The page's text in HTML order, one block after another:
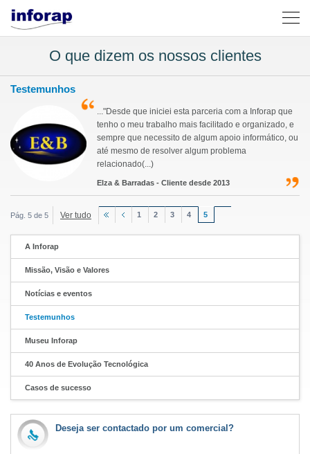
O que dizem os nossos clientes
Testemunhos
..."Desde que iniciei esta parceria com a Inforap que
tenho o meu trabalho mais facilitado e organizado, e
sempre que necessito de algum apoio informático, ou
até mesmo de resolver algum problema
relacionado(...)
Elza & Barradas - Cliente desde 2013
Pág. 5 de 5 Ver tudo 1 2 3 4 5
A Inforap
Missão, Visão e Valores
Notícias e eventos
Testemunhos
Museu Inforap
40 Anos de Evolução Tecnológica
Casos de sucesso
Deseja ser contactado por um comercial?